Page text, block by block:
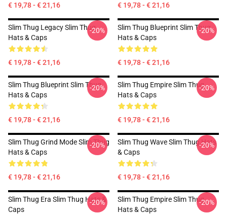
€ 19,78 - € 21,16 € 19,78 - € 21,16
Slim Thug Legacy Slim Thug
Hats & Caps
€ 19,78 - € 21,16
-20%
Slim Thug Blueprint Slim Thug
Hats & Caps
€ 19,78 - € 21,16
-20%
Slim Thug Blueprint Slim Thug
Hats & Caps
€ 19,78 - € 21,16
-20%
Slim Thug Empire Slim Thug
Hats & Caps
€ 19,78 - € 21,16
-20%
Slim Thug Grind Mode Slim Thug
Hats & Caps
€ 19,78 - € 21,16
-20%
Slim Thug Wave Slim Thug Hats
& Caps
€ 19,78 - € 21,16
-20%
Slim Thug Era Slim Thug Hats &
Caps
-20%
Slim Thug Empire Slim Thug
Hats & Caps
-20%